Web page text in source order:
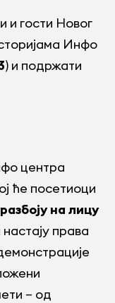
и гости Новог
Инфо
) и подржати
центра
ће посетиоци
на лицу
настају права
– од